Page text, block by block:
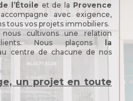
l’Étoile et de la Provence
avec exigence,
tous vos projets immobiliers.
cultivons une relation
Nous plaçons
la
centre de chacune de nos
un projet en toute